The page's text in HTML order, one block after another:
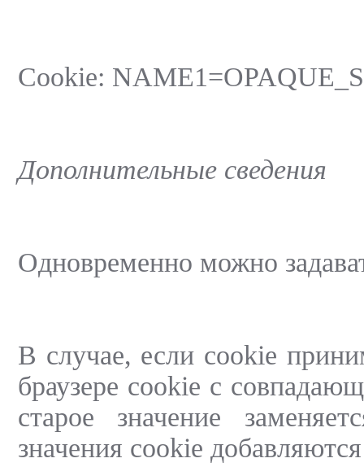
Cookie:
Дополнительные сведения
Одновременно можно
В случае, если cookie
браузере cookie с
старое значение
значения cookie